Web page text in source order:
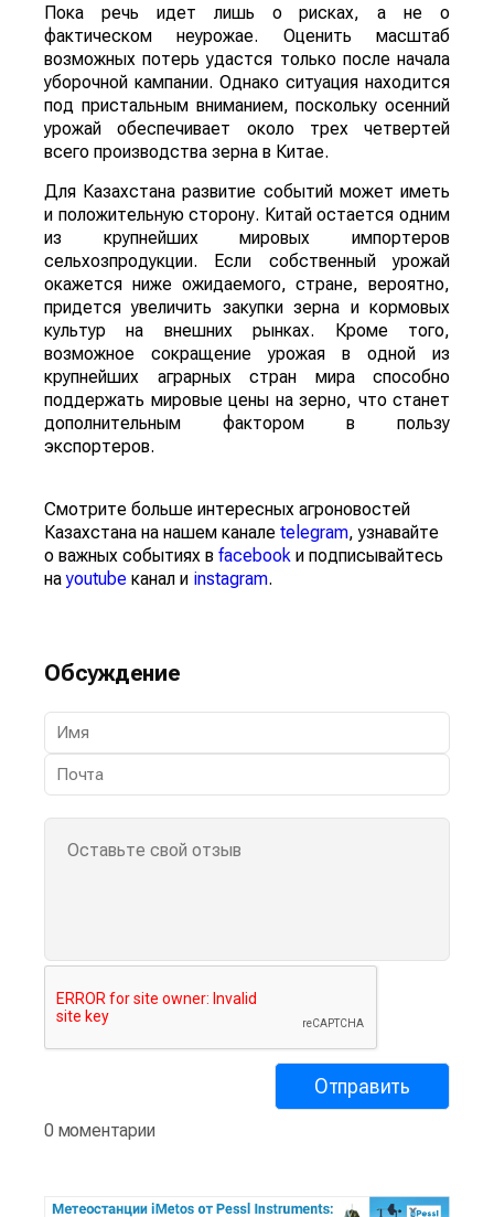
Пока речь идет лишь о рисках, а не о
фактическом неурожае. Оценить масштаб
возможных потерь удастся только после начала
уборочной кампании. Однако ситуация находится
под пристальным вниманием, поскольку осенний
урожай обеспечивает около трех четвертей
всего производства зерна в Китае.
Для Казахстана развитие событий может иметь
и положительную сторону. Китай остается одним
из крупнейших мировых импортеров
сельхозпродукции. Если собственный урожай
окажется ниже ожидаемого, стране, вероятно,
придется увеличить закупки зерна и кормовых
культур на внешних рынках. Кроме того,
возможное сокращение урожая в одной из
крупнейших аграрных стран мира способно
поддержать мировые цены на зерно, что станет
дополнительным фактором в пользу
экспортеров.
Смотрите больше интересных агроновостей
Казахстана на нашем канале telegram, узнавайте
о важных событиях в facebook и подписывайтесь
наyoutube канал и instagram.
Обсуждение
0 моментарии